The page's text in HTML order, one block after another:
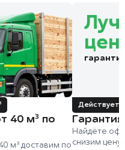
40 м³ по
м³ доставим по
Действует
Найдёте
снизим